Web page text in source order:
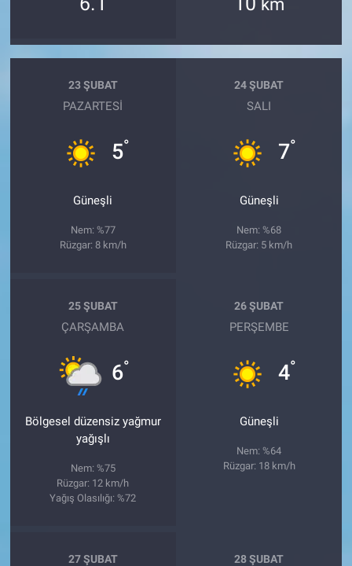
km
23 ŞUBAT
PAZARTESI
5°
Güneşli
Nem: %77
Rüzgar: 8 km/h
24 ŞUBAT
SALI
7°
Güneşli
Nem: %68
Rüzgar: 5 km/h
25 ŞUBAT
ÇARŞAMBA
6°
Bölgesel düzensiz yağmur
yağışlı
Nem: %75
Rüzgar: 12 km/h
Yağış Olasılığı: %72
26 ŞUBAT
PERŞEMBE
4°
Güneşli
Nem: %64
Rüzgar: 18 km/h
27 ŞUBAT 28 ŞUBAT